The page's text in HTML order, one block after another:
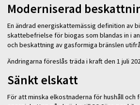
Moderniserad
En ändrad energiskattemässig definition av
skattebefrielse för biogas som blandas in i
och beskattning av gasformiga bränslen
Ändringarna föreslås träda i kraft den 1 juli
Sänkt elskatt
För att minska elkostnaderna för hushåll